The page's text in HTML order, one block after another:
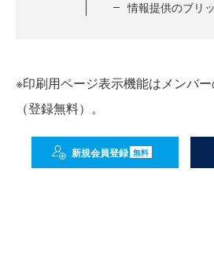
情報提供のブリ
※印刷用ページ表示機能はメンバ
（登録無料）。
新規会員登録 無料